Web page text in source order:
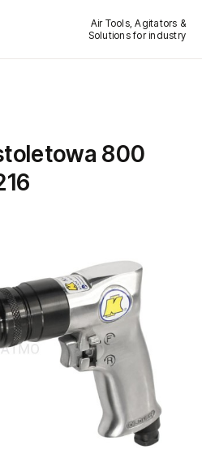
Air Tools, Agitators &
Solutions for industry
800